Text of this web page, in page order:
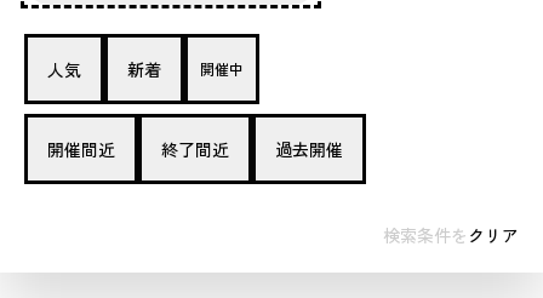
人気 新着 開催中
開催間近 終了間近 過去開催
検索条件を クリア